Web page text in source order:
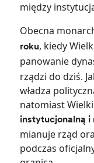
między
Obecna
roku, kiedy
panowanie
rządzi do dziś.
władza
natomiast
instytucjonalną i
mianuje rząd
podczas